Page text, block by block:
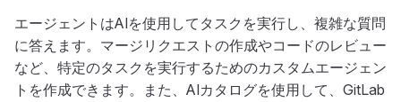
エージェントはAIを使用してタスクを実行し、複雑な質問
に答えます。マージリクエストの作成やコードのレビュー
など、特定のタスクを実行するためのカスタムエージェン
トを作成できます。また、AIカタログを使用して、GitLab